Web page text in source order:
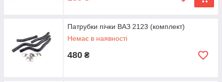
Патрубки пічки ВАЗ 2123 (комплект)
Немає в наявності
480 ₴